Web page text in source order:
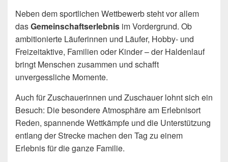
Neben dem sportlichen Wettbewerb steht vor allem
dasGemeinschaftserlebnis im Vordergrund. Ob
ambitionierte Läuferinnen und Läufer, Hobby- und
Freizeitaktive, Familien oder Kinder – der Haldenlauf
bringt Menschen zusammen und schafft
unvergessliche Momente.
Auch für Zuschauerinnen und Zuschauer lohnt sich ein
Besuch: Die besondere Atmosphäre am Erlebnisort
Reden, spannende Wettkämpfe und die Unterstützung
entlang der Strecke machen den Tag zu einem
Erlebnis für die ganze Familie.